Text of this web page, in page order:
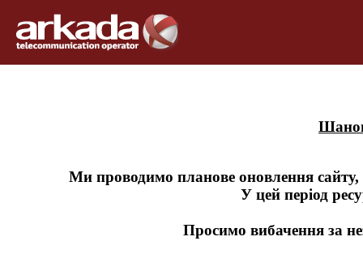
Ми проводимо планове оновлення
У цей період
Просимо вибачення за